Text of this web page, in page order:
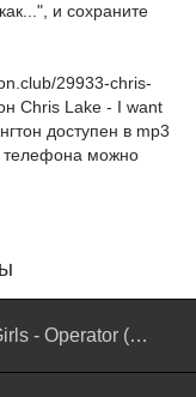
и сохраните
29933-chris-
Chris Lake - I want
доступен в mp3
телефона можно
Chris Lake feat. Dances With White Girls - Operator (Ring Ring)